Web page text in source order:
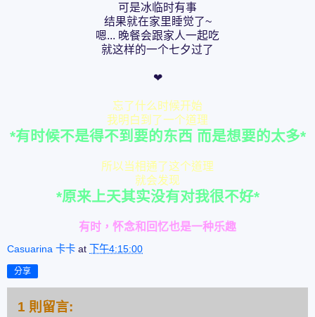
可是冰临时有事
结果就在家里睡觉了~
嗯... 晚餐会跟家人一起吃
就这样的一个七夕过了
❤
忘了什么时候开始
我明白到了一个道理
*有时候不是得不到要的东西 而是想要的太多*
所以当相通了这个道理
就会发现
*原来上天其实没有对我很不好*
有时，怀念和回忆也是一种乐趣
Casuarina 卡卡 at 下午4:15:00
分享
1 則留言: